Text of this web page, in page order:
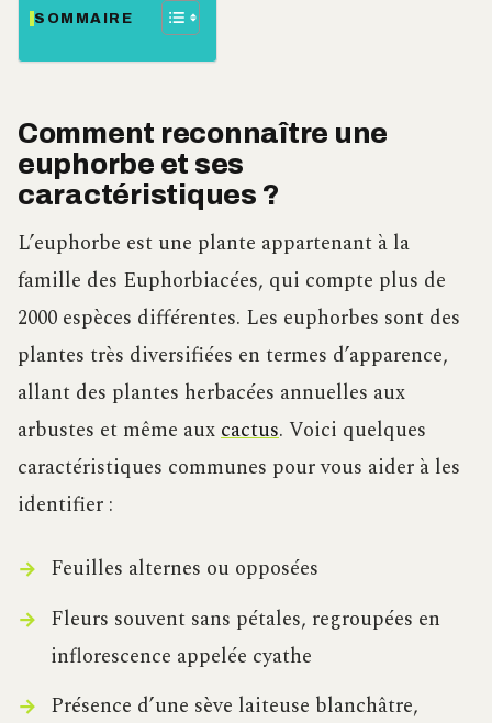
SOMMAIRE
Comment reconnaître une
euphorbe et ses
caractéristiques ?
L’euphorbe est une plante appartenant à la
famille des Euphorbiacées, qui compte plus de
2000 espèces différentes. Les euphorbes sont des
plantes très diversifiées en termes d’apparence,
allant des plantes herbacées annuelles aux
arbustes et même auxcactus. Voici quelques
caractéristiques communes pour vous aider à les
identifier :
Feuilles alternes ou opposées
Fleurs souvent sans pétales, regroupées en
inflorescence appelée cyathe
Présence d’une sève laiteuse blanchâtre,